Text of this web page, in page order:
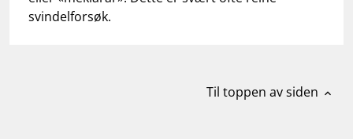
svindelforsøk.
Til toppen av siden expand_less